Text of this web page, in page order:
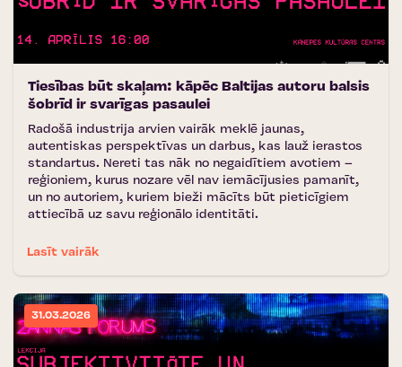
Tiesības būt skaļam: kāpēc Baltijas autoru balsis
šobrīd ir svarīgas pasaulei
Radošā industrija arvien vairāk meklē jaunas,
autentiskas perspektīvas un darbus, kas lauž ierastos
standartus. Nereti tas nāk no negaidītiem avotiem –
reģioniem, kurus nozare vēl nav iemācījusies pamanīt,
un no autoriem, kuriem bieži mācīts būt pieticīgiem
attiecībā uz savu reģionālo identitāti.
Lasīt vairāk
31.03.2026